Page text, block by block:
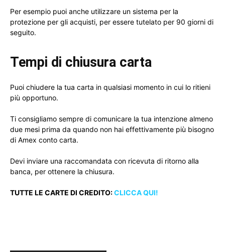
Per esempio puoi anche utilizzare un sistema per la
protezione per gli acquisti, per essere tutelato per 90 giorni di
seguito.
Tempi di chiusura carta
Puoi chiudere la tua carta in qualsiasi momento in cui lo ritieni
più opportuno.
Ti consigliamo sempre di comunicare la tua intenzione almeno
due mesi prima da quando non hai effettivamente più bisogno
di Amex conto carta.
Devi inviare una raccomandata con ricevuta di ritorno alla
banca, per ottenere la chiusura.
TUTTE LE CARTE DI CREDITO:CLICCA QUI!